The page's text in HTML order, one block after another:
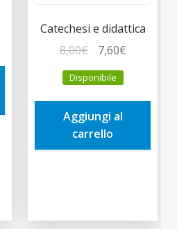
Catechesi e didattica
8,00€
prezzo
originale
era:
8,00€.
7,60€Il
è:
Disponibile
Aggiungi al
carrello